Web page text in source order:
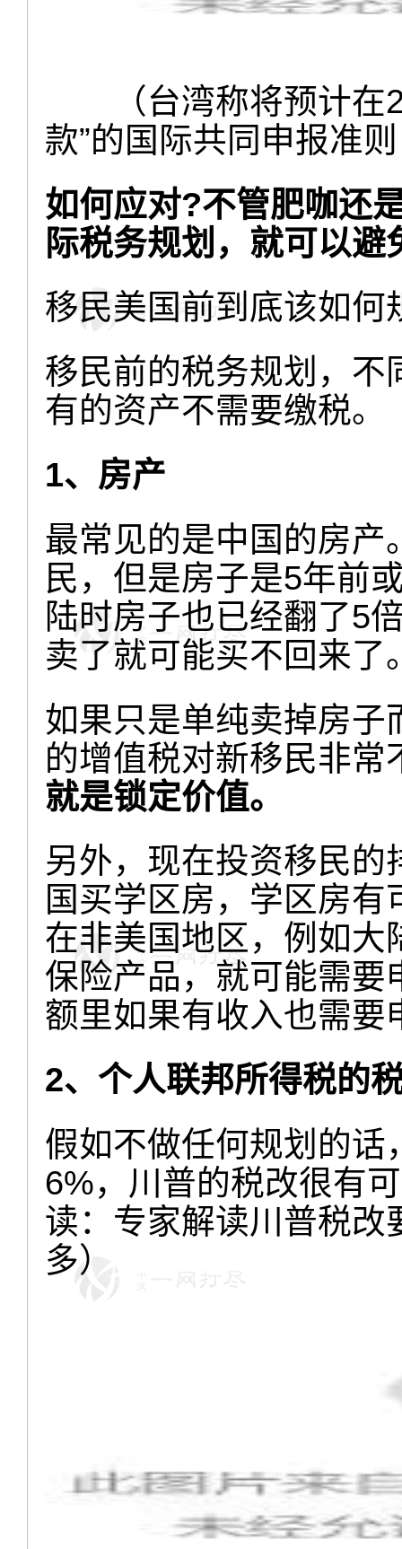
（台湾称将预计
款”的国际共同申报准
如何应对?不管肥咖还
际税务规划，就可以
移民美国前到底该如何
移民前的税务规划，不
有的资产不需要缴税。
1、房产
最常见的是中国的房产
民，但是房子是5年前
陆时房子也已经翻了5
卖了就可能买不回来了
如果只是单纯卖掉房子
的增值税对新移民非常
就是锁定价值。
另外，现在投资移民
国买学区房，学区房
在非美国地区，例如大
保险产品，就可能需要
额里如果有收入也需要
2、个人联邦所得税的
假如不做任何规划的话
6%，川普的税改很有
读：专家解读川普税改
多）